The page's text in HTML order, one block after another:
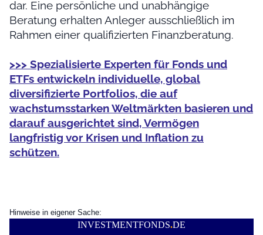
dar. Eine persönliche und unabhängige
Beratung erhalten Anleger ausschließlich im
Rahmen einer qualifizierten Finanzberatung.
>>> Spezialisierte Experten für Fonds und
ETFs entwickeln individuelle, global
diversifizierte Portfolios, die auf
wachstumsstarken Weltmärkten basieren und
darauf ausgerichtet sind, Vermögen
langfristig vor Krisen und Inflation zu
schützen.
Hinweise in eigener Sache:
INVESTMENTFONDS.DE